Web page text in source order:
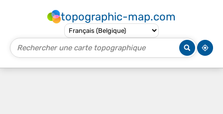
topographic-map.com